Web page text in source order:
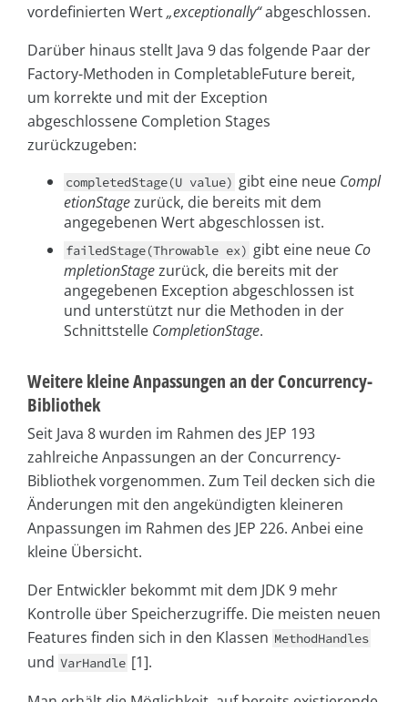
vordefinierten Wert„exceptionally“abgeschlossen.
Darüber hinaus stellt Java 9 das folgende Paar der
Factory-Methoden in CompletableFuture bereit,
um korrekte und mit der Exception
abgeschlossene Completion Stages
zurückzugeben:
completedStage(U value) gibt eine neue Compl
etionStagezurück, die bereits mit dem
angegebenen Wert abgeschlossen ist.
failedStage(Throwable ex) gibt eine neue Co
mpletionStagezurück, die bereits mit der
angegebenen Exception abgeschlossen ist
und unterstützt nur die Methoden in der
Schnittstelle CompletionStage.
Weitere kleine Anpassungen an der Concurrency-
Bibliothek
Seit Java 8 wurden im Rahmen des JEP 193
zahlreiche Anpassungen an der Concurrency-
Bibliothek vorgenommen. Zum Teil decken sich die
Änderungen mit den angekündigten kleineren
Anpassungen im Rahmen des JEP 226. Anbei eine
kleine Übersicht.
Der Entwickler bekommt mit dem JDK 9 mehr
Kontrolle über Speicherzugriffe. Die meisten neuen
Features finden sich in den Klassen MethodHandles
und VarHandle [1].